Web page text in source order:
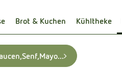
Brot & Kuchen Kühltheke